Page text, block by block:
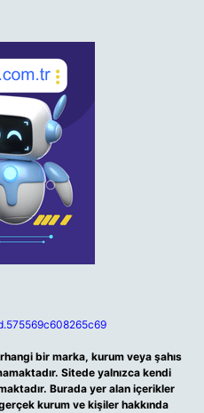
bir marka, kurum veya şahıs
Sitede yalnızca kendi
Burada yer alan içerikler
kurum ve kişiler hakkında